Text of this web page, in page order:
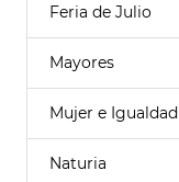
Feria de Julio
Mayores
Mujer e Igualdad
Naturia